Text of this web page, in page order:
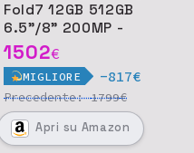
Fold7 12GB 512GB
6.5"/8" 200MP -
Jetblack
1502€
MIGLIORE -817€
Precedente:1799€
Apri su Amazon